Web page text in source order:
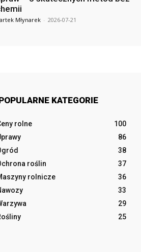
Młynarek - 2026-07-21
KATEGORIE
rolne
100
86
38
roślin
37
rolnicze
36
33
29
25